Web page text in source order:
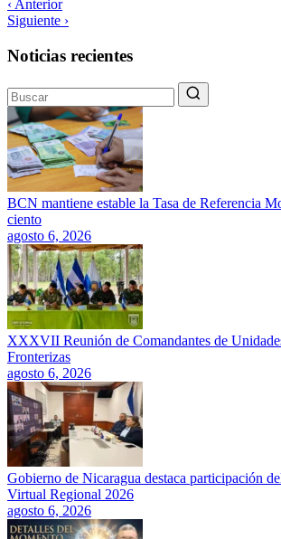
‹ Anterior
Siguiente ›
Noticias recientes
BCN mantiene estable la Tasa de Referencia
ciento
agosto 6, 2026
XXXVII Reunión de Comandantes de
Fronterizas
agosto 6, 2026
Gobierno de Nicaragua destaca participación
Virtual Regional 2026
agosto 6, 2026